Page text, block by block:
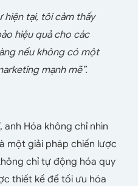
hiện tại, tôi cảm thấy
hiệu quả cho các
nếu không có một
mạnh mẽ”.
anh Hóa không chỉ nhìn
một giải pháp chiến lược
chỉ tự động hóa quy
thiết kế để tối ưu hóa